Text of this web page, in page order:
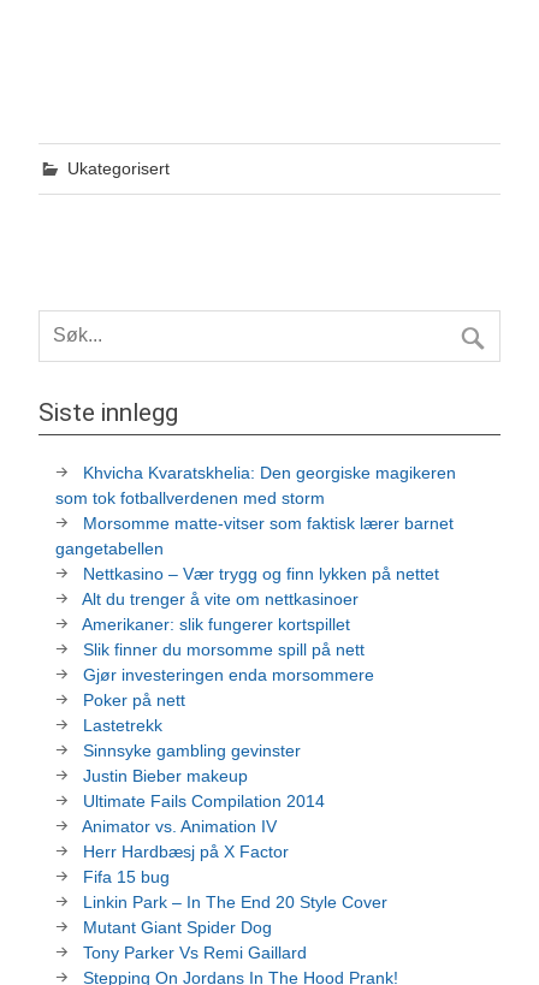
Ukategorisert
Siste innlegg
Khvicha Kvaratskhelia: Den georgiske magikeren
som tok fotballverdenen med storm
Morsomme matte-vitser som faktisk lærer barnet
gangetabellen
Nettkasino – Vær trygg og finn lykken på nettet
Alt du trenger å vite om nettkasinoer
Amerikaner: slik fungerer kortspillet
Slik finner du morsomme spill på nett
Gjør investeringen enda morsommere
Poker på nett
Lastetrekk
Sinnsyke gambling gevinster
Justin Bieber makeup
Ultimate Fails Compilation 2014
Animator vs. Animation IV
Herr Hardbæsj på X Factor
Fifa 15 bug
Linkin Park – In The End 20 Style Cover
Mutant Giant Spider Dog
Tony Parker Vs Remi Gaillard
Stepping On Jordans In The Hood Prank!